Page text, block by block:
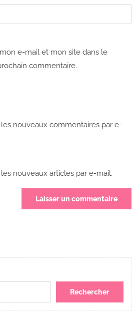
e-mail et mon site dans le
commentaire.
nouveaux commentaires par e-
nouveaux articles par e-mail.
Rechercher